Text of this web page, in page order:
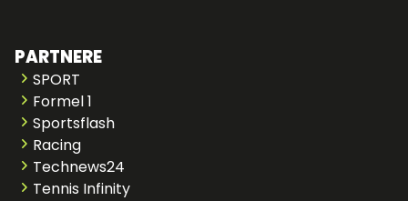
PARTNERE
SPORT
Formel 1
Sportsflash
Racing
Technews24
Tennis Infinity